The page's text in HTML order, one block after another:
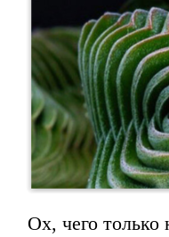
Ох, чего только